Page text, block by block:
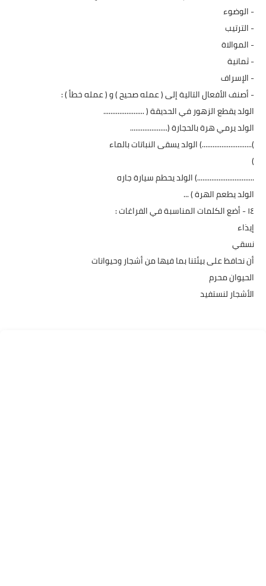
- الوضوء
- الترتيب
- الموالاة
- ثمانية
- الإسراف
- أصنف الأفعال التالية إلى ( عمله صحيح ) و ( عمله خطأ ) :
الولد يقطع الزهور في الحديقة ( .......................
الولد يرمي هرة بالحجارة (.....................
)............................) الولد يسقى النباتات بالماء
)
................................) الولد يحطم سيارة جاره
الولد يطعم الهرة ) ...
١٤ - أضع الكلمات المناسبة في الفراغات :
إيذاء
نسقي
أن نحافظ على بيئتنا بما فيها من أشجار وحيوانات
الحيوان محرم
الأشجار لنستفيد